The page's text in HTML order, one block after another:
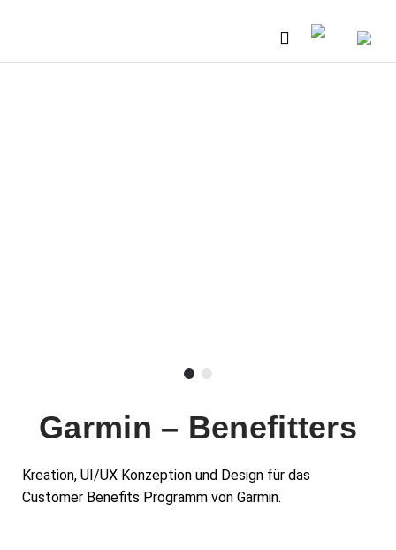
Garmin – Benefitters
Kreation, UI/UX Konzeption und Design für das
Customer Benefits Programm von Garmin.